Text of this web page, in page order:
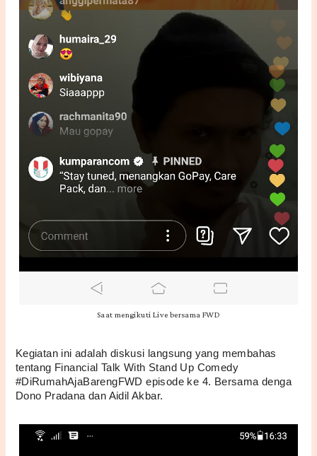
Saat mengikuti Live bersama FWD
Kegiatan ini adalah diskusi langsung yang membahas
tentang Financial Talk With Stand Up Comedy
#DiRumahAjaBarengFWD episode ke 4. Bersama denga
Dono Pradana dan Aidil Akbar.